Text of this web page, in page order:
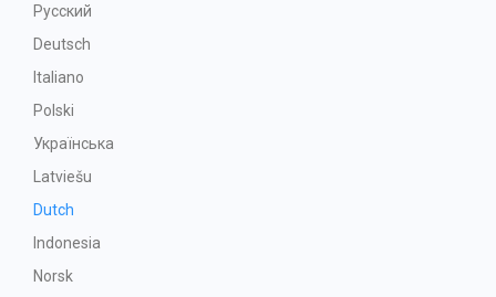
Русский
Deutsch
Italiano
Polski
Українська
Latviešu
Dutch
Indonesia
Norsk